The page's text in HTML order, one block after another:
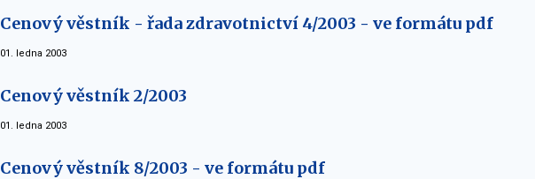
Cenový věstník - řada zdravotnictví 4/2003 - ve formátu pdf
01. ledna 2003
Cenový věstník 2/2003
01. ledna 2003
Cenový věstník 8/2003 - ve formátu pdf